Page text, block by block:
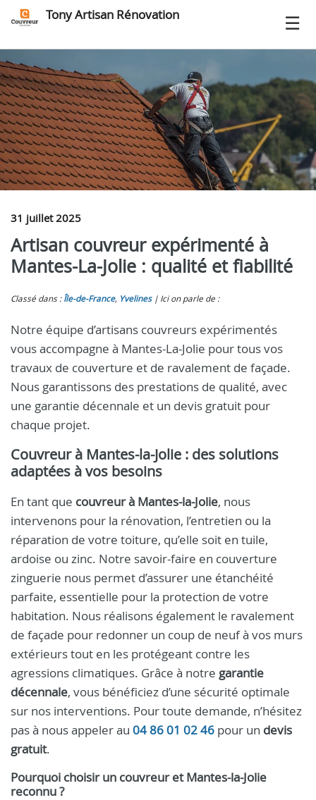
Tony Artisan Rénovation
31 juillet 2025
Artisan couvreur expérimenté à
Mantes-La-Jolie : qualité et fiabilité
Classé dans : Île-de-France, Yvelines Ici on parle de :
Notre équipe d’artisans couvreurs expérimentés
vous accompagne à Mantes-La-Jolie pour tous vos
travaux de couverture et de ravalement de façade.
Nous garantissons des prestations de qualité, avec
une garantie décennale et un devis gratuit pour
chaque projet.
Couvreur à Mantes-la-Jolie : des solutions
adaptées à vos besoins
En tant que couvreur à Mantes-la-Jolie, nous
intervenons pour la rénovation, l’entretien ou la
réparation de votre toiture, qu’elle soit en tuile,
ardoise ou zinc. Notre savoir-faire en couverture
zinguerie nous permet d’assurer une étanchéité
parfaite, essentielle pour la protection de votre
habitation. Nous réalisons également le ravalement
de façade pour redonner un coup de neuf à vos murs
extérieurs tout en les protégeant contre les
agressions climatiques. Grâce à notre garantie
décennale, vous bénéficiez d’une sécurité optimale
sur nos interventions. Pour toute demande, n’hésitez
pas à nous appeler au 04 86 01 02 46 pour un devis
gratuit.
Pourquoi choisir un couvreur et Mantes-la-Jolie
reconnu ?